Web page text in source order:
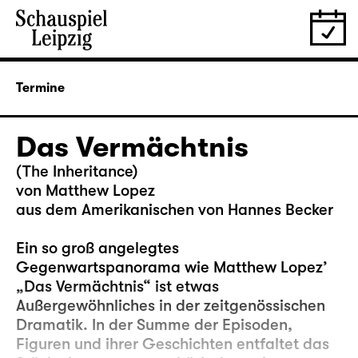
Termine
Das Vermächtnis
(The Inheritance)
von Matthew Lopez
aus dem Amerikanischen von Hannes Becker
Ein so groß angelegtes
Gegenwartspanorama wie Matthew Lopez’
„Das Vermächtnis“ ist etwas
Außergewöhnliches in der zeitgenössischen
Dramatik. In der Summe der Episoden,
Figuren und ihrer Geschichten entfaltet das